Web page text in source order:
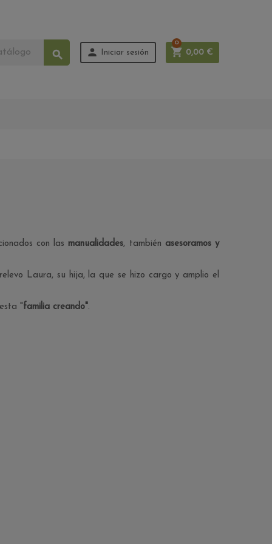
  Iniciar sesión  0,00 €
0
con las manualidades, también asesoramos y
Laura, su hija, la que se hizo cargo y amplio el
"familia creando".